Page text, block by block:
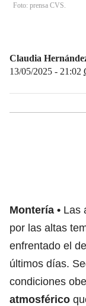
Foto: prensa CVS.
Claudia
13/05/2025 - 21:02
Montería
Las
por las altas
enfrentado el
últimos días.
condiciones
atmosférico